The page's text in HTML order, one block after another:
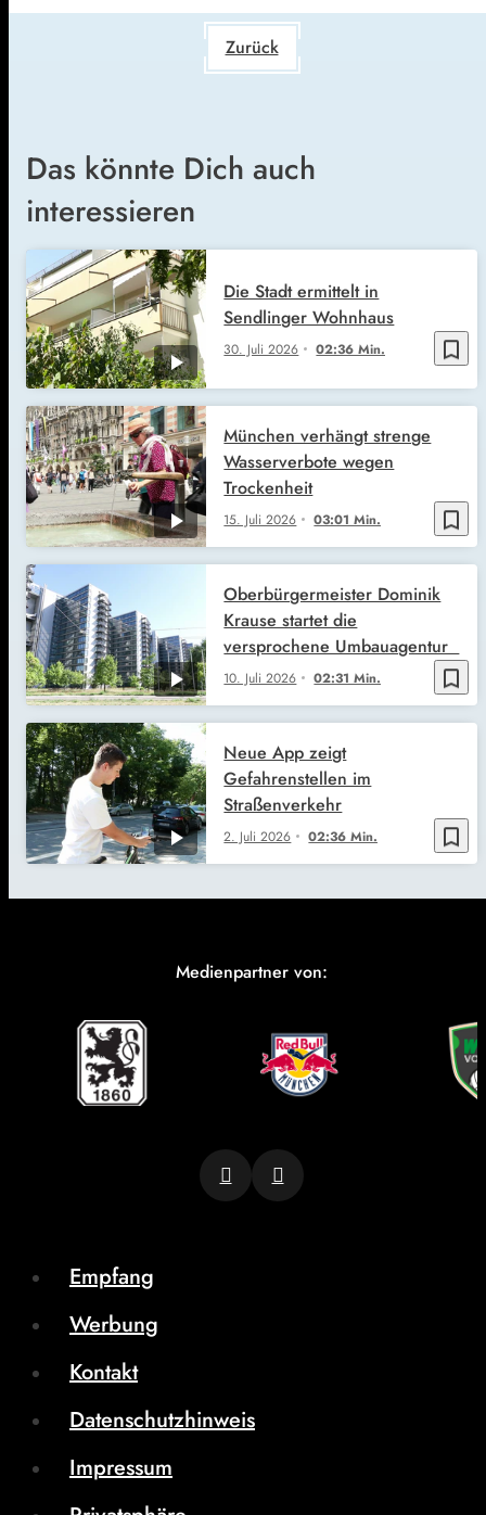
Zurück
Das könnte Dich auch
interessieren
bookmark_border
30. Juli 2026 02:36 Min.
Die Stadt ermittelt in
Sendlinger Wohnhaus
bookmark_border
15. Juli 2026 03:01 Min.
München verhängt strenge
Wasserverbote wegen
Trockenheit
bookmark_border
10. Juli 2026 02:31 Min.
Oberbürgermeister Dominik
Krause startet die
versprochene Umbauagentur
bookmark_border
2. Juli 2026 02:36 Min.
Neue App zeigt
Gefahrenstellen im
Straßenverkehr
Medienpartner von:
Empfang
Werbung
Kontakt
Datenschutzhinweis
Impressum